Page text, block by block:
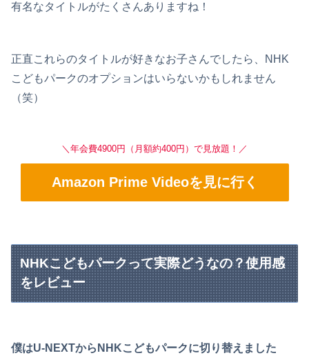
有名なタイトルがたくさんありますね！
正直これらのタイトルが好きなお子さんでしたら、NHK
こどもパークのオプションはいらないかもしれません
（笑）
＼年会費4900円（月額約400円）で見放題！／
Amazon Prime Videoを見に行く
NHKこどもパークって実際どうなの？使用感
をレビュー
僕はU-NEXTからNHKこどもパークに切り替えました